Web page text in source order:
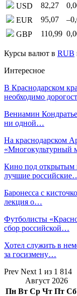
USD
82,27
EUR
95,07
GBP
110,99
Курсы валют в RUB
Интересное
В Краснодарском
необходимо
Вениамин
ни одной…
На краснодарском
«Многокультурный
Кино под открытым
лучшие
Баронесса с
лекция о…
Футболисты
сбор российской…
Хотел служить в
за госизмену…
Prev Next 1 из 1 814
Август 2026
Пн Вт Ср Чт Пт Сб